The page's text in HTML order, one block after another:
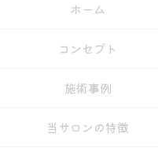
ホーム
コンセプト
施術事例
当サロンの特徴